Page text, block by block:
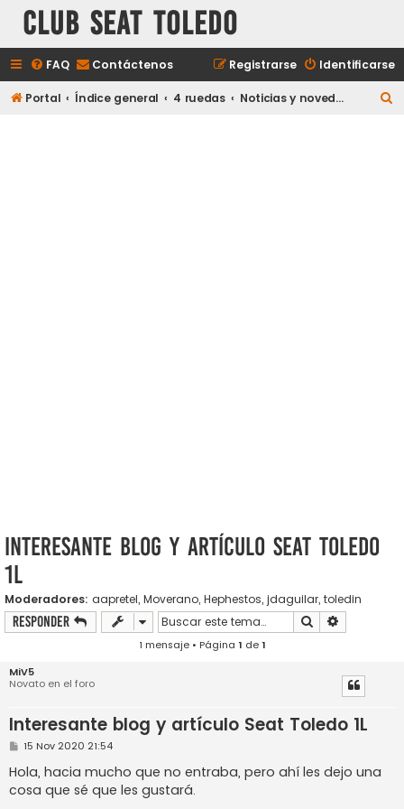
Club Seat Toledo
FAQ Contáctenos Identificarse
Registrarse
Portal Índice general 4 ruedas Noticias y novedades del mundo del motor
Interesante blog y artículo Seat Toledo
1L
Moderadores: aapretel, Moverano, Hephestos, jdaguilar, toledin
Responder Buscar
1 mensaje • Página 1 de1
MiV5
Novato en el foro
Interesante blog y artículo Seat Toledo 1L
M
n
s
a
15 Nov 2020 21:54
Hola, hacia mucho que no entraba, pero ahí les dejo una
cosa que sé que les gustará.